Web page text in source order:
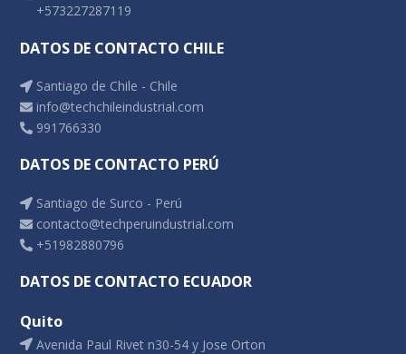
+573227287119
DATOS DE CONTACTO CHILE
Santiago de Chile - Chile
info@techchileindustrial.com
991766330
DATOS DE CONTACTO PERÚ
Santiago de Surco - Perú
contacto@techperuindustrial.com
+51982880796
DATOS DE CONTACTO ECUADOR
Quito
Avenida Paul Rivet n30-54 y Jose Orton